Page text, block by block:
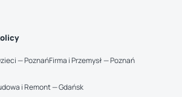
— PoznańFirma i Przemysł — Poznań
i Remont — Gdańsk